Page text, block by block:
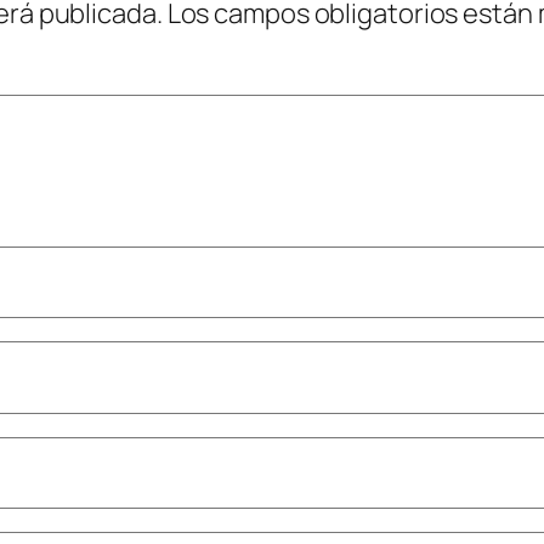
publicada. Los campos obligatorios